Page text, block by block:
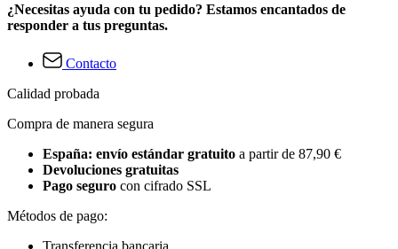
¿Necesitas ayuda con tu pedido? Estamos encantados de
responder a tus preguntas.
Contacto
Calidad probada
Compra de manera segura
España: envío estándar gratuito a partir de 87,90 €
Devoluciones gratuitas
Pago seguro con cifrado SSL
Métodos de pago:
Transferencia bancaria